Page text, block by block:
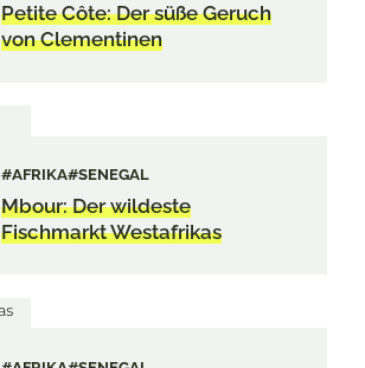
Petite Côte: Der süße Geruch
von Clementinen
#AFRIKA#SENEGAL
Mbour: Der wildeste
Fischmarkt Westafrikas